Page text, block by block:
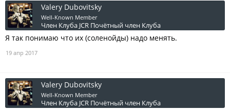
Valery Dubovitsky
Well-Known Member
Член Клуба JCR Почётный член Клуба
Я так понимаю что их (соленойды) надо менять.
19 апр 2017
Valery Dubovitsky
Well-Known Member
Член Клуба JCR Почётный член Клуба